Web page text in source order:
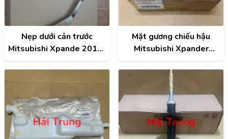
Nẹp dưới cản trước
Mitsubishi Xpande 2019-
6407A187 , 6407A188
Mặt gương chiếu hậu
Mitsubishi Xpander
7632D397